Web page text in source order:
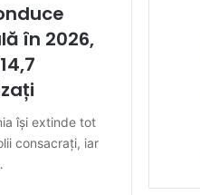
în 2026,
își extinde tot
consacrați, iar